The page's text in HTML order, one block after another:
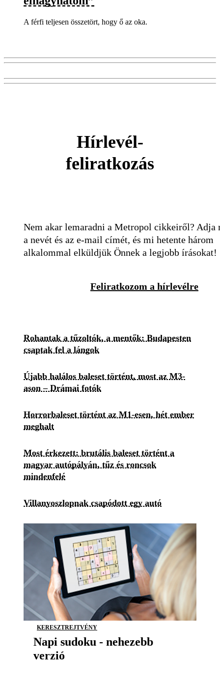
A férfi teljesen összetört, hogy ő az oka.
Hírlevél-
feliratkozás
Nem akar lemaradni a Metropol cikkeiről? Adja
a nevét és az e-mail címét, és mi hetente három
alkalommal elküldjük Önnek a legjobb írásokat!
Feliratkozom a hírlevélre
Rohantak a tűzoltók, a mentők: Budapesten
csaptak fel a lángok
Újabb halálos baleset történt, most az M3-
ason – Drámai fotók
Horrorbaleset történt az M1-esen, hét ember
meghalt
Most érkezett: brutális baleset történt a
magyar autópályán, tűz és roncsok
mindenfelé
Villanyoszlopnak csapódott egy autó
KERESZTREJTVÉNY
Napi sudoku - nehezebb
verzió